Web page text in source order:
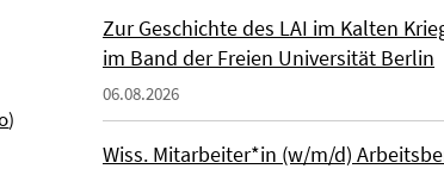
)
Zur Geschichte des LAI im Kalten
im Band der Freien Universität Berlin
06.08.2026
Wiss. Mitarbeiter*in (w/m/d)